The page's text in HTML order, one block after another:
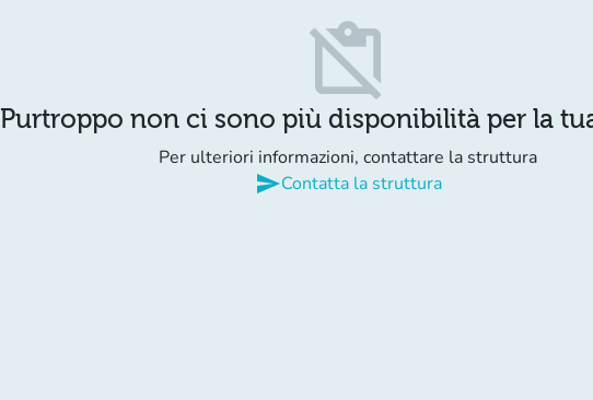
content_paste_off
Purtroppo non ci sono più disponibilità per la
Per ulteriori informazioni, contattare la struttura
sendContatta la struttura